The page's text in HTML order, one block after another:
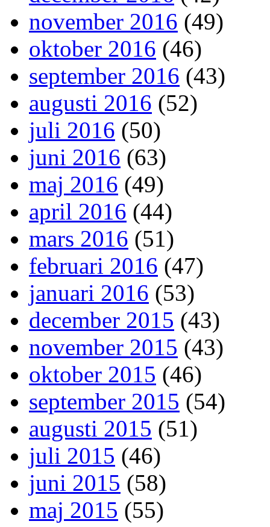
november 2016 (49)
oktober 2016 (46)
september 2016 (43)
augusti 2016 (52)
juli 2016 (50)
juni 2016 (63)
maj 2016 (49)
april 2016 (44)
mars 2016 (51)
februari 2016 (47)
januari 2016 (53)
december 2015 (43)
november 2015 (43)
oktober 2015 (46)
september 2015 (54)
augusti 2015 (51)
juli 2015 (46)
juni 2015 (58)
maj 2015 (55)